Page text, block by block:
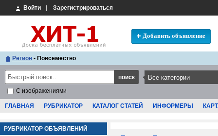
Войти Зарегистрироваться
Добавить объявление
Регион - Повсеместно
С изображениями
ГЛАВНАЯ РУБРИКАТОР КАТАЛОГ СТАТЕЙ ИНФОРМЕРЫ
РУБРИКАТОР ОБЪЯВЛЕНИЙ